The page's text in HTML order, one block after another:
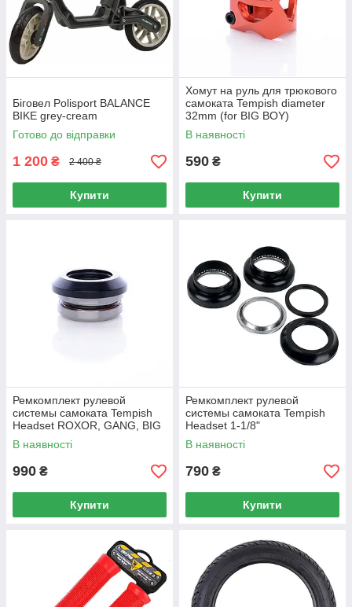
Біговел Polisport BALANCE
BIKE grey-cream
Готово до відправки
1 200 ₴ 2 400 ₴
Купити
Хомут на руль для трюкового
самоката Tempish diameter
32mm (for BIG BOY)
В наявності
590 ₴
Купити
Ремкомплект рулевой
системы самоката Tempish
Headset ROXOR, GANG, BIG
BOY
В наявності
990 ₴
Купити
Ремкомплект рулевой
системы самоката Tempish
Headset 1-1/8"
В наявності
790 ₴
Купити